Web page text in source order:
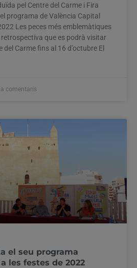
pel Centre del Carme i Fira
programa de València Capital
Les peces més emblemàtiques
retrospectiva que es podrà visitar
del Carme fins al 16 d’octubre El
comentaris
el seu programa
les festes de 2022